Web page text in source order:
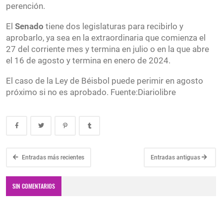
perención.
El Senado tiene dos legislaturas para recibirlo y
aprobarlo, ya sea en la extraordinaria que comienza el
27 del corriente mes y termina en julio o en la que abre
el 16 de agosto y termina en enero de 2024.
El caso de la Ley de Béisbol puede perimir en agosto
próximo si no es aprobado. Fuente:Diariolibre
Entradas más recientes Entradas antiguas
SIN COMENTARIOS